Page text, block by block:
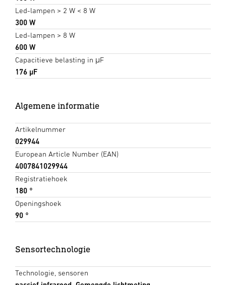
Led-lampen > 2 W < 8 W
300 W
Led-lampen > 8 W
600 W
Capacitieve belasting in μF
176 µF
Algemene informatie
Artikelnummer
029944
European Article Number (EAN)
4007841029944
Registratiehoek
180 °
Openingshoek
90 °
Sensortechnologie
Technologie, sensoren